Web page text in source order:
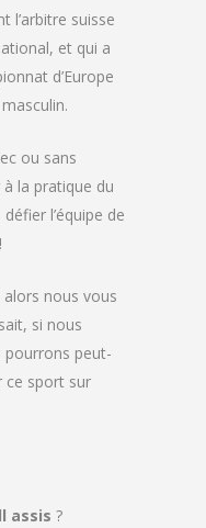
l’arbitre suisse
et qui a
d’Europe
ou sans
à la pratique du
l’équipe de
alors nous vous
si nous
pourrons peut-
ce sport sur
assis ?